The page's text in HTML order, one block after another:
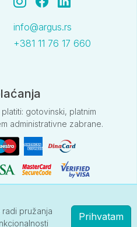
info@argus.rs
+381 11 76 17 660
gotovinski, platnim
administrativne zabrane.
su informativnog karaktera.
radi pružanja
Prihvatam